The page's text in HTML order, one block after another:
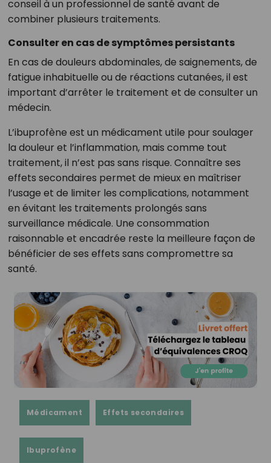
conseil à un professionnel de santé avant de
combiner plusieurs traitements.
Consulter en cas de symptômes persistants
En cas de douleurs abdominales, de saignements, de
fatigue inhabituelle ou de réactions cutanées, il est
important d’arrêter le traitement et de consulter un
médecin.
L’ibuprofène est un médicament utile pour soulager
la douleur et l’inflammation, mais comme tout
traitement, il n’est pas sans risque. Connaître ses
effets secondaires permet de mieux en maîtriser
l’usage et de limiter les complications, notamment
en évitant les traitements prolongés sans
surveillance médicale. Une consommation
raisonnable et encadrée reste la meilleure façon de
bénéficier de ses effets sans compromettre sa
santé.
Médicament Effets secondaires
Ibuprofène